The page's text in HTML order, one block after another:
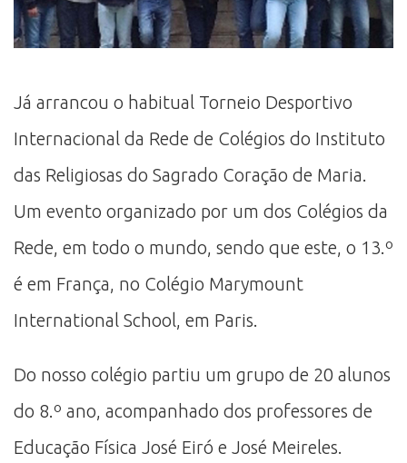
Já arrancou o habitual Torneio Desportivo
Internacional da Rede de Colégios do Instituto
das Religiosas do Sagrado Coração de Maria.
Um evento organizado por um dos Colégios da
Rede, em todo o mundo, sendo que este, o 13.º
é em França, no Colégio Marymount
International School, em Paris.
Do nosso colégio partiu um grupo de 20 alunos
do 8.º ano, acompanhado dos professores de
Educação Física José Eiró e José Meireles.